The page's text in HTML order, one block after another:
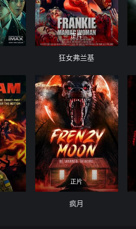
正片
狂女弗兰基
正片
疯月